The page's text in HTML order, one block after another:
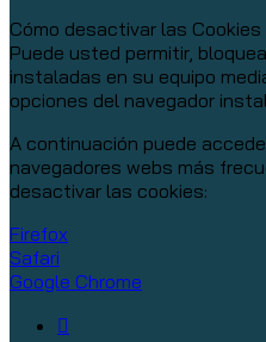
Cómo desactivar las Cookies
Puede usted permitir,
instaladas en su equipo
opciones del navegador
A continuación puede
navegadores webs más
desactivar las cookies:
Firefox
Safari
Google Chrome